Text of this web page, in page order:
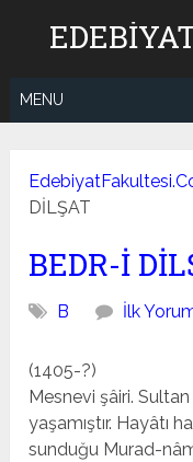
MENU
DİLŞAT
BEDR-İ
B İlk
(1405-?)
Mesnevi şâiri.
ya­şamıştır. Hayâtı
sun­duğu Murad-